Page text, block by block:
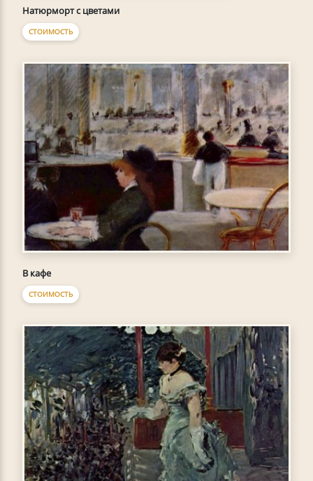
Натюрморт с цветами
СТОИМОСТЬ
В кафе
СТОИМОСТЬ